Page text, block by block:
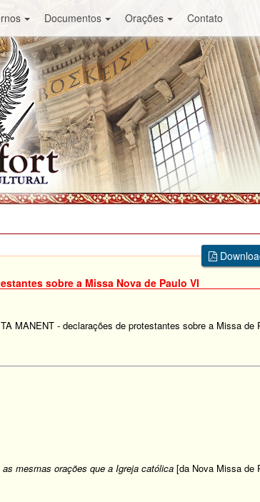
Documentos Orações Contato
sobre a Missa Nova de Paulo VI
MANENT - declarações de protestantes sobre a Missa
mesmas orações que a Igreja católica [da Nova Missa de